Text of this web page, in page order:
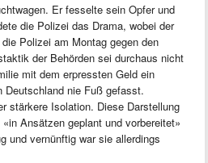
Er fesselte sein Opfer und
die Polizei das Drama, wobei der
Polizei am Montag gegen den
der Behörden sei durchaus nicht
mit dem erpressten Geld ein
Deutschland nie Fuß gefasst.
stärkere Isolation. Diese Darstellung
Ansätzen geplant und vorbereitet»
und vernünftig war sie allerdings